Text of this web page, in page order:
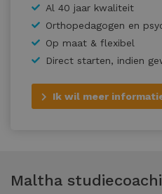
Al 40 jaar kwaliteit
Orthopedagogen en
Op maat & flexibel
Direct starten, indien
Ik wil meer
Maltha